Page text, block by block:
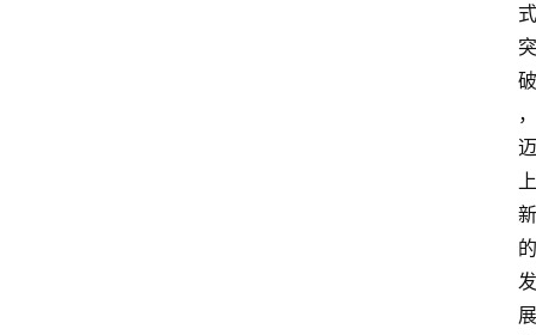
式
突
破
，
迈
上
新
的
发
展